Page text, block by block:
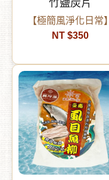
竹鹽炭片
【極簡風淨化日常】
NT $350